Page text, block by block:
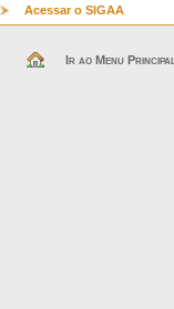
Acessar o SIGAA
Ir ao Menu Principal